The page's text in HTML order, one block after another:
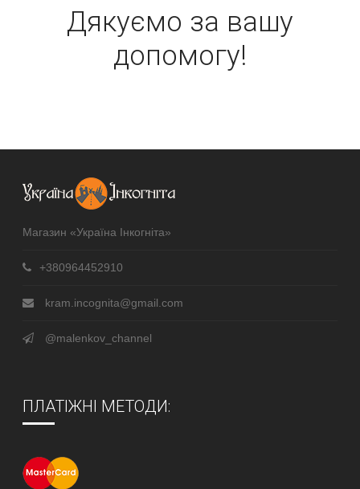
Дякуємо за вашу
допомогу!
Магазин «Україна Інкогніта»
+380964452910
kram.incognita@gmail.com
@malenkov_channel
ПЛАТІЖНІ МЕТОДИ: